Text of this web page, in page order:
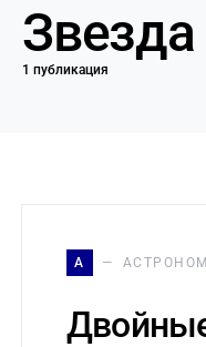
Звезда
1 публикация
А